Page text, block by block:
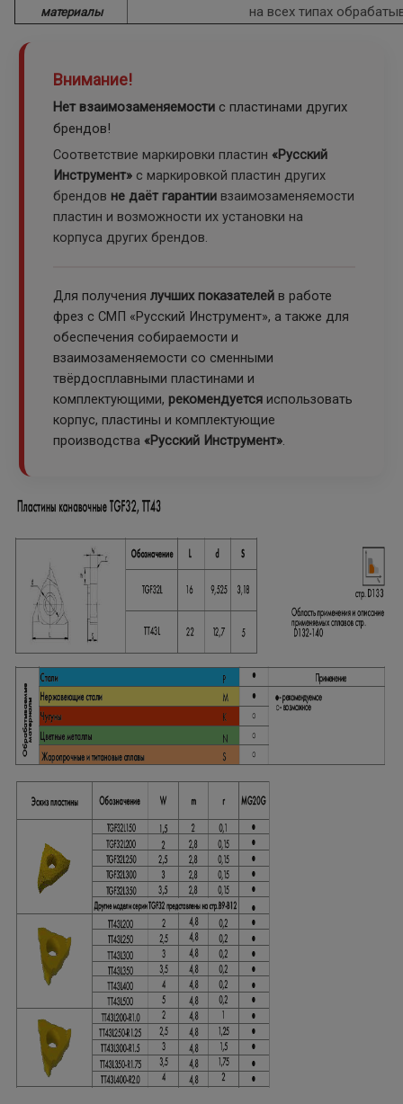
материалы на всех типах
Внимание!
Нет взаимозаменяемости с пластинами других
брендов!
Соответствие маркировки пластин «Русский
Инструмент» с маркировкой пластин других
брендов не даёт гарантии взаимозаменяемости
пластин и возможности их установки на
корпуса других брендов.
Для получения лучших показателей в работе
фрез с СМП «Русский Инструмент», а также для
обеспечения собираемости и
взаимозаменяемости со сменными
твёрдосплавными пластинами и
комплектующими, рекомендуется использовать
корпус, пластины и комплектующие
производства «Русский Инструмент».